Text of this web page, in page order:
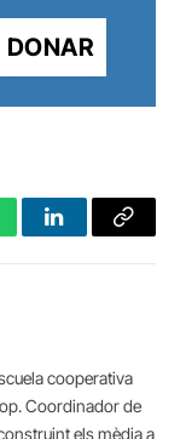
DONAR
LinkedInCopy
cooperativa
Coordinador de
els mèdia a